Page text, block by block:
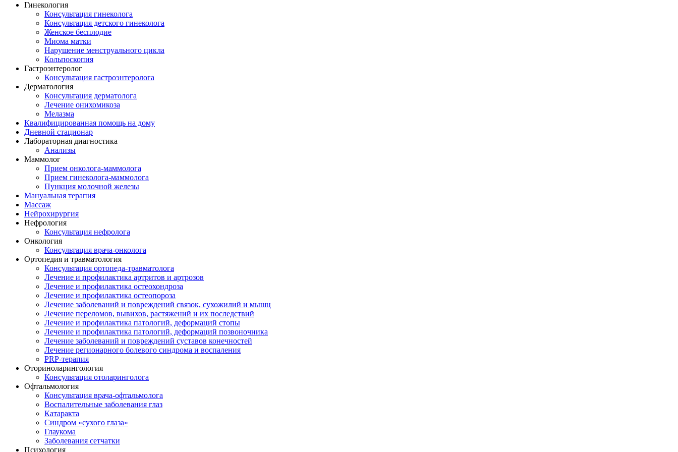
Гинекология
Консультация гинеколога
Консультация детского гинеколога
Женское бесплодие
Миома матки
Нарушение менструального цикла
Кольпоскопия
Гастроэнтеролог
Консультация гастроэнтеролога
Дерматология
Консультация дерматолога
Лечение онихомикоза
Мелазма
Квалифицированная помощь на дому
Дневной стационар
Лабораторная диагностика
Анализы
Маммолог
Прием онколога-маммолога
Прием гинеколога-маммолога
Пункция молочной железы
Мануальная терапия
Массаж
Нейрохирургия
Нефрология
Консультация нефролога
Онкология
Консультация врача-онколога
Ортопедия и травматология
Консультация ортопеда-травматолога
Лечение и профилактика артритов и артрозов
Лечение и профилактика остеохондроза
Лечение и профилактика остеопороза
Лечение заболеваний и повреждений связок, сухожилий и мышц
Лечение переломов, вывихов, растяжений и их последствий
Лечение и профилактика патологий, деформаций стопы
Лечение и профилактика патологий, деформаций позвоночника
Лечение заболеваний и повреждений суставов конечностей
Лечение регионарного болевого синдрома и воспаления
PRP-терапия
Оториноларингология
Консультация отоларинголога
Офтальмология
Консультация врача-офтальмолога
Воспалительные заболевания глаз
Катаракта
Синдром «сухого глаза»
Глаукома
Заболевания сетчатки
Психология